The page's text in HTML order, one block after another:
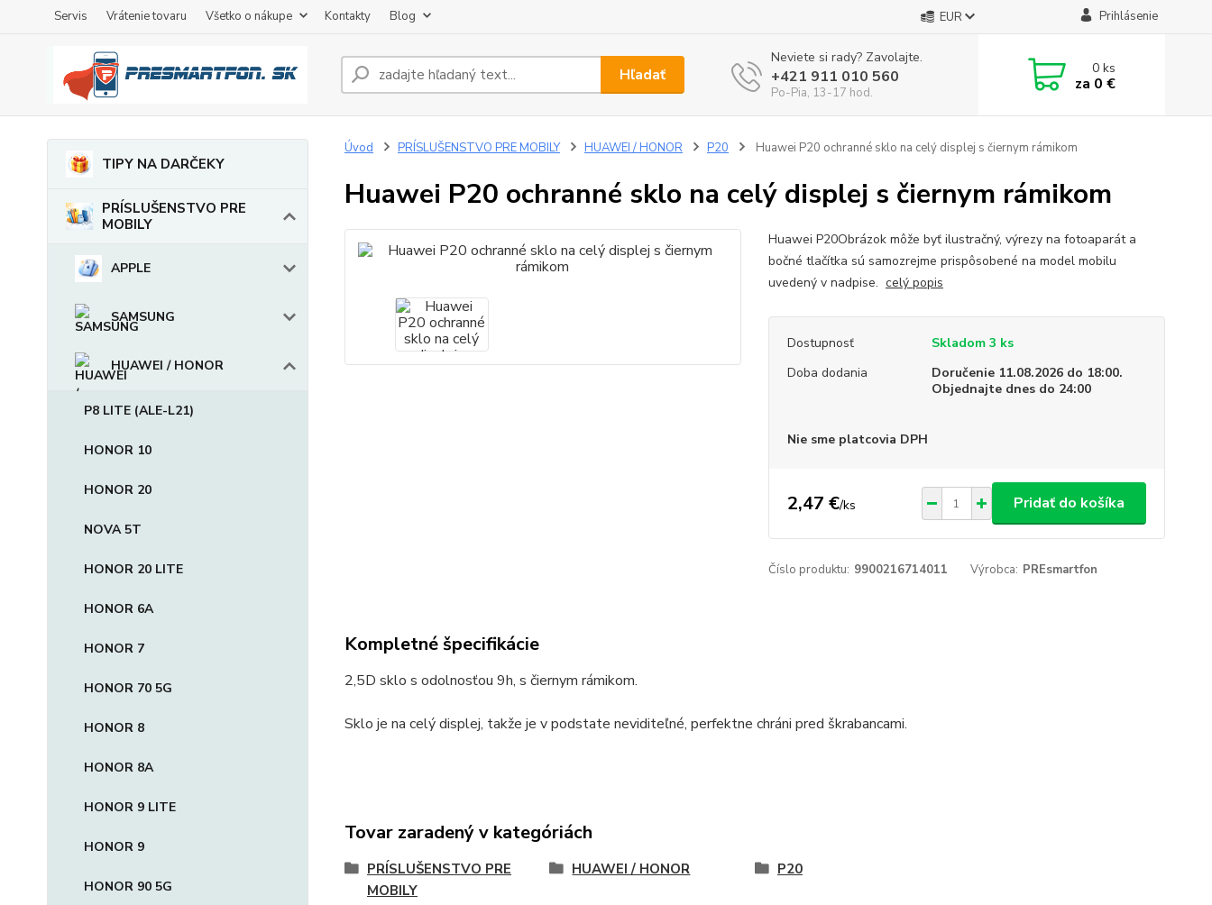
Servis Vrátenie tovaru Všetko o nákupe Kontakty Blog EUR Prihlásenie
Hľadať
Neviete si rady? Zavolajte.
+421 911 010 560
Po-Pia, 13-17 hod.
0ks
za 0 €
TIPY NA DARČEKY
PRÍSLUŠENSTVO PRE
MOBILY
APPLE
SAMSUNG
HUAWEI / HONOR
P8 LITE (ALE-L21)
HONOR 10
HONOR 20
NOVA 5T
HONOR 20 LITE
HONOR 6A
HONOR 7
HONOR 70 5G
HONOR 8
HONOR 8A
HONOR 9 LITE
HONOR 9
HONOR 90 5G
Úvod PRÍSLUŠENSTVO PRE MOBILY HUAWEI / HONOR P20 Huawei P20 ochranné sklo na celý displej s čiernym rámikom
Huawei P20 ochranné sklo na celý displej s čiernym rámikom
Huawei P20Obrázok môže byť ilustračný, výrezy na fotoaparát a
bočné tlačítka sú samozrejme prispôsobené na model mobilu
uvedený v nadpise. celý popis
Dostupnosť
Skladom 3 ks
Doba dodania
Doručenie 11.08.2026 do 18:00.
Objednajte dnes do 24:00
Nie sme platcovia DPH
2,47 €/ks Pridať do košíka
Číslo produktu: 9900216714011 Výrobca: PREsmartfon
Kompletné špecifikácie
2,5D sklo s odolnosťou 9h, s čiernym rámikom.
Sklo je na celý displej, takže je v podstate neviditeľné, perfektne chráni pred škrabancami.
Tovar zaradený v kategóriách
PRÍSLUŠENSTVO PRE
MOBILY
HUAWEI / HONOR P20